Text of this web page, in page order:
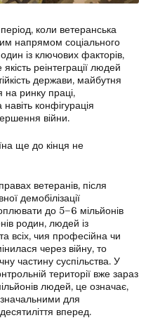
коли ветеранська
напрямом соціального
із ключових факторів,
реінтеграції людей
держави, майбутня
на ринку праці,
конфігурація
війни.
ще до кінця не
ветеранів, після
демобілізації
до 5–6 мільйонів
родин, людей із
всіх, чия професійна чи
через війну, то
частину суспільства. У
території вже зараз
людей, це означає,
для
вперед.